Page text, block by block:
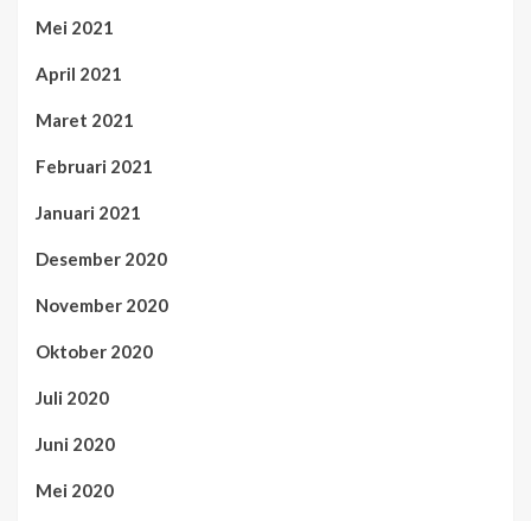
Mei 2021
April 2021
Maret 2021
Februari 2021
Januari 2021
Desember 2020
November 2020
Oktober 2020
Juli 2020
Juni 2020
Mei 2020